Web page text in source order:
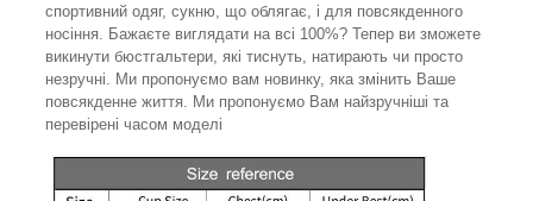
спортивний одяг, сукню, що облягає, і для повсякденного
носіння. Бажаєте виглядати на всі 100%? Тепер ви зможете
викинути бюстгальтери, які тиснуть, натирають чи просто
незручні. Ми пропонуємо вам новинку, яка змінить Ваше
повсякденне життя. Ми пропонуємо Вам найзручніші та
перевірені часом моделі